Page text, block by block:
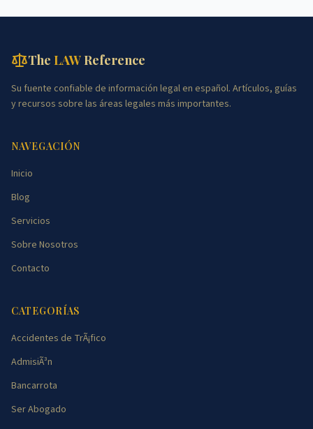
The LAWReference
Su fuente confiable de información legal en español. Artículos, guías
y recursos sobre las áreas legales más importantes.
NAVEGACIÓN
Inicio
Blog
Servicios
Sobre Nosotros
Contacto
CATEGORÍAS
Accidentes de TrÃ¡fico
AdmisiÃ³n
Bancarrota
Ser Abogado